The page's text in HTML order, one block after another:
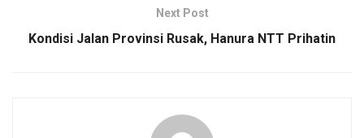
Next Post
Kondisi Jalan Provinsi Rusak, Hanura NTT Prihatin